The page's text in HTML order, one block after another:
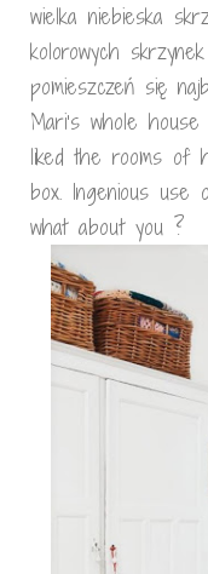
wielka niebieska
kolorowych
pomieszczeń się
Mari’s whole
liked the rooms of
box. Ingenious
what about you ?